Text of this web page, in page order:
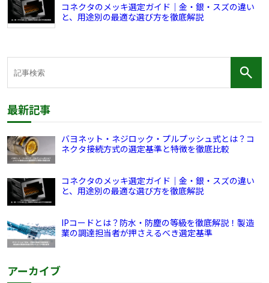
コネクタのメッキ選定ガイド｜金・銀・スズの違い
と、用途別の最適な選び方を徹底解説
最新記事
バヨネット・ネジロック・プルプッシュ式とは？コ
ネクタ接続方式の選定基準と特徴を徹底比較
コネクタのメッキ選定ガイド｜金・銀・スズの違い
と、用途別の最適な選び方を徹底解説
IPコードとは？防水・防塵の等級を徹底解説！製造
業の調達担当者が押さえるべき選定基準
アーカイブ